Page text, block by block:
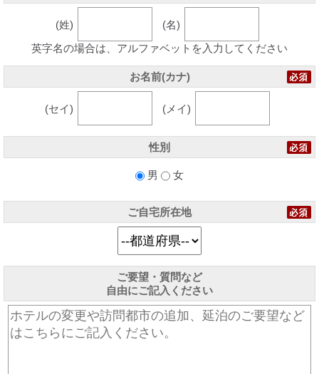
(姓)
(名)
英字名の場合は、アルファベットを入力してください
お名前(カナ)
(セイ) (メイ)
性別
男 女
ご自宅所在地
ご要望・質問など
自由にご記入ください